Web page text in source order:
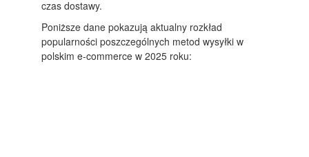
czas dostawy.
Poniższe dane pokazują aktualny rozkład
popularności poszczególnych metod wysyłki w
polskim e-commerce w 2025 roku: